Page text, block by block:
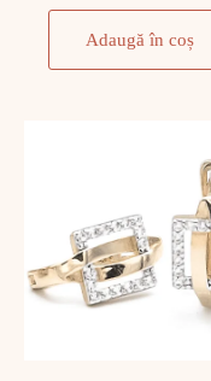
Adaugă în coș